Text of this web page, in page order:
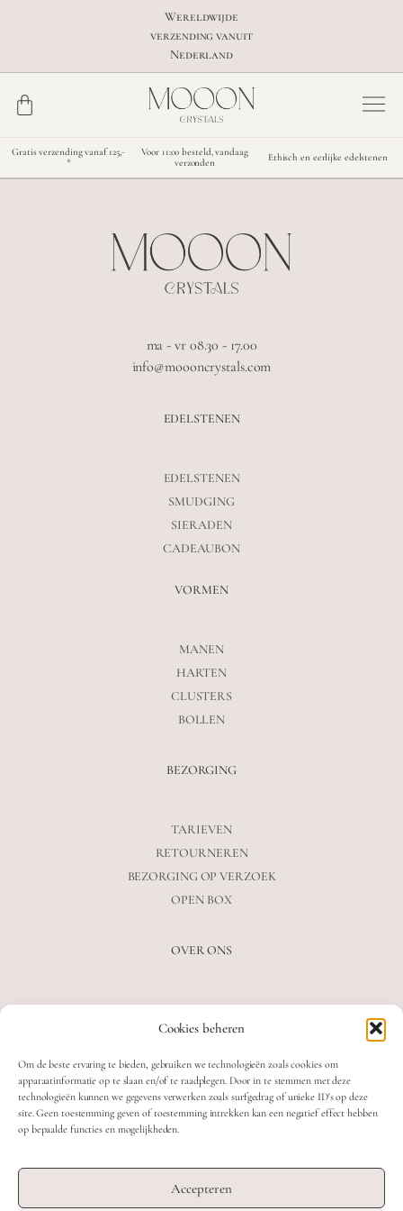
Cookies beheren
Om de beste ervaring te bieden, gebruiken we technologieën zoals cookies om
apparaatinformatie op te slaan en/of te raadplegen. Door in te stemmen met deze
technologieën kunnen we gegevens verwerken zoals surfgedrag of unieke ID's op deze
site. Geen toestemming geven of toestemming intrekken kan een negatief effect hebben
op bepaalde functies en mogelijkheden.
Accepteren
Wereldwijde
verzending vanuit
Nederland
Gratis verzending vanaf 125,-
*
Voor 11:00 besteld, vandaag
verzonden
Ethisch en eerlijke edelstenen
ma - vr 08.30 - 17.00
info@moooncrystals.com
EDELSTENEN
EDELSTENEN
SMUDGING
SIERADEN
CADEAUBON
VORMEN
MANEN
HARTEN
CLUSTERS
BOLLEN
BEZORGING
TARIEVEN
RETOURNEREN
BEZORGING OP VERZOEK
OPEN BOX
OVER ONS
VEELGESTELDE VRAGEN
OVER ONS
CONTACT